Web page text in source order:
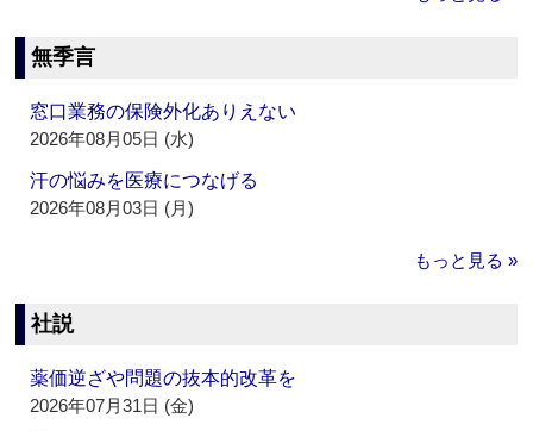
無季言
窓口業務の保険外化ありえない
2026年08月05日 (水)
汗の悩みを医療につなげる
2026年08月03日 (月)
もっと見る »
社説
薬価逆ざや問題の抜本的改革を
2026年07月31日 (金)